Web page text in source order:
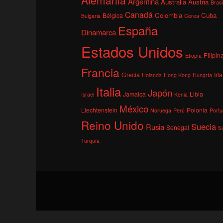
Brasil
Bulgaria Bélgica Canadá Colombia Corea Cuba
Dinamarca España
Estados Unidos Etiopía
Francia Grecia Holanda Hong Kong Hungría
Israel Italia Jamaica Japón Kenia Libia
Liechtenstein México Noruega Perú Polonia
Reino Unido Rusia Senegal Suecia
Turquía